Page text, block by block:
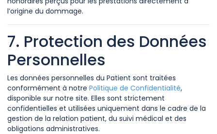
l’origine du dommage.
7. Protection des Données
Personnelles
Les données personnelles du Patient sont traitées
conformément à notre Politique de Confidentialité,
disponible sur notre site. Elles sont strictement
confidentielles et utilisées uniquement dans le cadre de la
gestion de la relation patient, du suivi médical et des
obligations administratives.